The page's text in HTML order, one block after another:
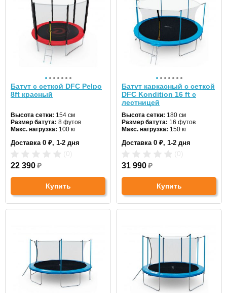
Батут с сеткой DFC Pelpo
8ft красный
Высота сетки: 154 см
Размер батута: 8 футов
Макс. нагрузка: 100 кг
Цвет:красный
Доставка 0 ₽, 1-2 дня
22 390₽
Купить
Батут каркасный с сеткой
DFC Kondition 16 ft с
лестницей
Высота сетки: 180 см
Размер батута: 16 футов
Макс. нагрузка: 150 кг
Цвет:синий
Доставка 0 ₽, 1-2 дня
31 990₽
Купить